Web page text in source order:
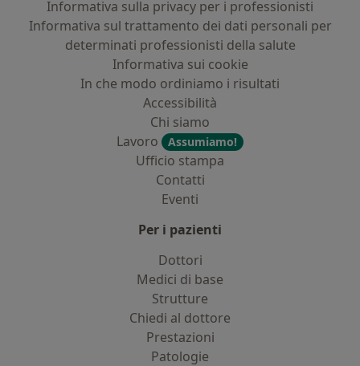
Informativa sulla privacy per i professionisti
Informativa sul trattamento dei dati personali per
determinati professionisti della salute
Informativa sui cookie
In che modo ordiniamo i risultati
Accessibilità
Chi siamo
Lavoro
Assumiamo!
Ufficio stampa
Contatti
Eventi
Per i pazienti
Dottori
Medici di base
Strutture
Chiedi al dottore
Prestazioni
Patologie